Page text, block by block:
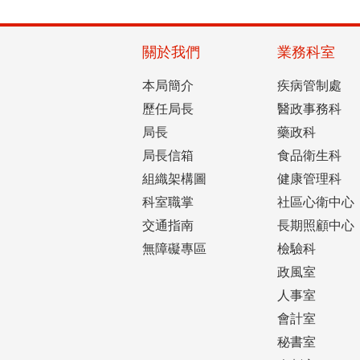
關於我們
本局簡介
歷任局長
局長
局長信箱
組織架構圖
科室職掌
交通指南
無障礙專區
業務科室
疾病管制處
醫政事務科
藥政科
食品衛生科
健康管理科
社區心衛中心
長期照顧中心
檢驗科
政風室
人事室
會計室
秘書室